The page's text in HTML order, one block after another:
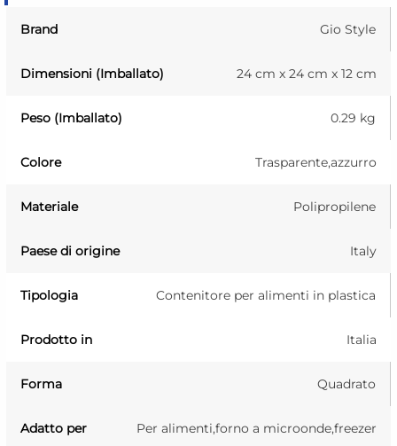
Brand Gio Style
Dimensioni (Imballato) 24 cm x 24 cm x 12 cm
Peso (Imballato) 0.29 kg
Colore Trasparente,azzurro
Materiale Polipropilene
Paese di origine Italy
Tipologia Contenitore per alimenti in plastica
Prodotto in Italia
Forma Quadrato
Adatto per Per alimenti,forno a microonde,freezer